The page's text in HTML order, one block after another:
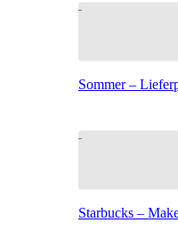
Sommer –
Starbucks –